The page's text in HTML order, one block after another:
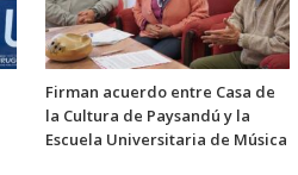
Firman acuerdo entre Casa de
la Cultura de Paysandú y la
Escuela Universitaria de Música